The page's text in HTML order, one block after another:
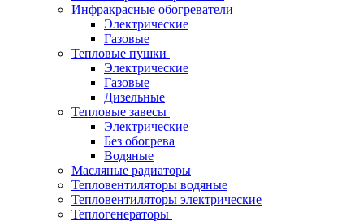
Инфракрасные обогреватели
Электрические
Газовые
Тепловые пушки
Электрические
Газовые
Дизельные
Тепловые завесы
Электрические
Без обогрева
Водяные
Масляные радиаторы
Тепловентиляторы водяные
Тепловентиляторы электрические
Теплогенераторы